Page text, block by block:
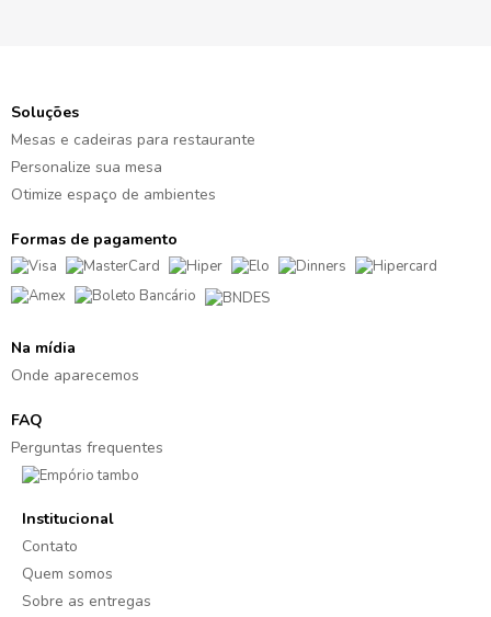
Soluções
Mesas e cadeiras para restaurante
Personalize sua mesa
Otimize espaço de ambientes
Formas de pagamento
Na mídia
Onde aparecemos
FAQ
Perguntas frequentes
Institucional
Contato
Quem somos
Sobre as entregas